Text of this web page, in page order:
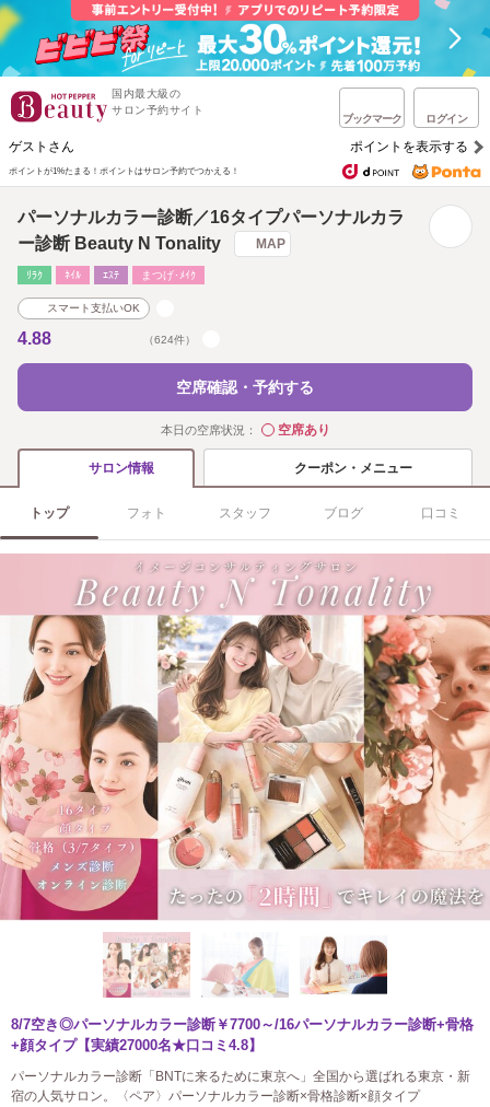
国内最大級の
サロン予約サイト
ブックマーク ログイン
ゲストさん ポイントを表示する
ポイントが1%たまる！ ポイントはサロン予約でつかえる！
パーソナルカラー診断／16タイプパーソナルカラ
ー診断 Beauty N Tonality
MAP
ﾘﾗｸ ﾈｲﾙ ｴｽﾃ まつげ･ﾒｲｸ
スマート支払いOK
4.88 （624件）
空席確認・予約する
本日の空席状況： ◯空席あり
サロン情報 クーポン・メニュー
トップ フォト スタッフ ブログ 口コミ
8/7空き◎パーソナルカラー診断￥7700～/16パーソナルカラー診断+骨格
+顔タイプ【実績27000名★口コミ4.8】
パーソナルカラー診断「BNTに来るために東京へ」全国から選ばれる東京・新
宿の人気サロン。〈ペア〉パーソナルカラー診断×骨格診断×顔タイプ